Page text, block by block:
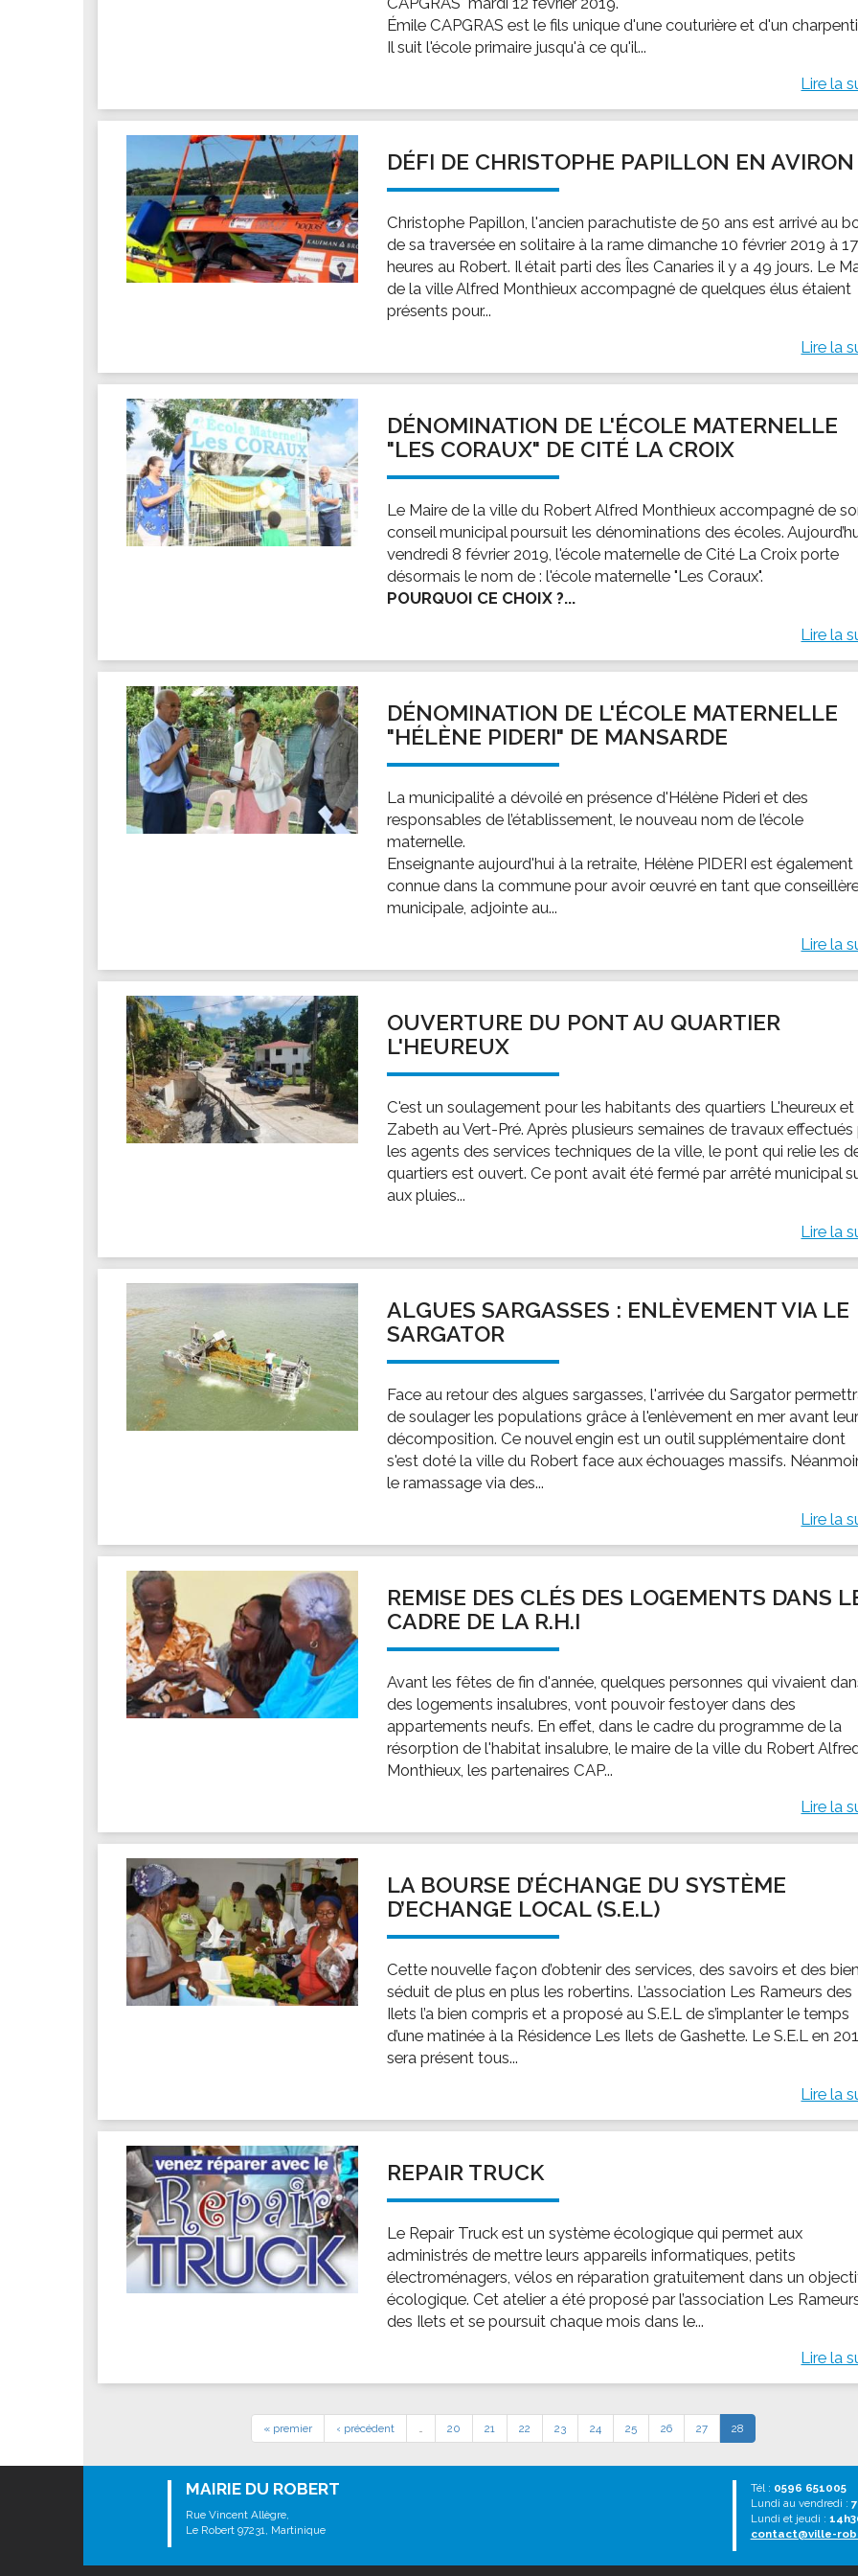
Les espaces numériques
Infos baignade
Infos sargasse
Toilettes publiques
Stationnement
Annuaire santé
Émile CAPGRAS est le fils unique d'une couturière et d'un
Il suit l'école primaire jusqu'à ce qu'il...
Lire la
DÉFI DE CHRISTOPHE PAPILLON EN AVIRON
Christophe Papillon, l'ancien parachutiste de 50 ans est arrivé au
de sa traversée en solitaire à la rame dimanche 10 février 2019 à 17
heures au Robert. Il était parti des Îles Canaries il y a 49 jours. Le
de la ville Alfred Monthieux accompagné de quelques élus étaient
présents pour...
Lire la
DÉNOMINATION DE L'ÉCOLE MATERNELLE
"LES CORAUX" DE CITÉ LA CROIX
Le Maire de la ville du Robert Alfred Monthieux accompagné de
conseil municipal poursuit les dénominations des écoles.
vendredi 8 février 2019, l'école maternelle de Cité La Croix porte
désormais le nom de : l'école maternelle "Les Coraux".
POURQUOI CE CHOIX ?...
Lire la
DÉNOMINATION DE L'ÉCOLE MATERNELLE
"HÉLÈNE PIDERI" DE MANSARDE
La municipalité a dévoilé en présence d'Hélène Pideri et des
responsables de l’établissement, le nouveau nom de l’école
maternelle.
Enseignante aujourd'hui à la retraite, Hélène PIDERI est également
connue dans la commune pour avoir œuvré en tant que
municipale, adjointe au...
Lire la
OUVERTURE DU PONT AU QUARTIER
L'HEUREUX
C'est un soulagement pour les habitants des quartiers L'heureux et
Zabeth au Vert-Pré. Après plusieurs semaines de travaux effectués
les agents des services techniques de la ville, le pont qui relie les
quartiers est ouvert. Ce pont avait été fermé par arrêté municipal
aux pluies...
Lire la
ALGUES SARGASSES : ENLÈVEMENT VIA LE
SARGATOR
Face au retour des algues sargasses, l'arrivée du Sargator
de soulager les populations grâce à l'enlèvement en mer avant
décomposition. Ce nouvel engin est un outil supplémentaire dont
s'est doté la ville du Robert face aux échouages massifs.
le ramassage via des...
Lire la
REMISE DES CLÉS DES LOGEMENTS DANS
CADRE DE LA R.H.I
Avant les fêtes de fin d'année, quelques personnes qui vivaient
des logements insalubres, vont pouvoir festoyer dans des
appartements neufs. En effet, dans le cadre du programme de la
résorption de l'habitat insalubre, le maire de la ville du Robert
Monthieux, les partenaires CAP...
Lire la
LA BOURSE D’ÉCHANGE DU SYSTÈME
D’ECHANGE LOCAL (S.E.L)
Cette nouvelle façon d’obtenir des services, des savoirs et des
séduit de plus en plus les robertins. L’association Les Rameurs des
Ilets l’a bien compris et a proposé au S.E.L de s’implanter le temps
d’une matinée à la Résidence Les Ilets de Gashette. Le S.E.L en
sera présent tous...
Lire la
REPAIR TRUCK
Le Repair Truck est un système écologique qui permet aux
administrés de mettre leurs appareils informatiques, petits
électroménagers, vélos en réparation gratuitement dans un
écologique. Cet atelier a été proposé par l’association Les
des Ilets et se poursuit chaque mois dans le...
Lire la
« premier ‹ précédent 20 21 22 23 24 25 26 27 28
MAIRIE DU ROBERT
Rue Vincent Allègre,
Le Robert 97231, Martinique
Tél : 0596 651005
Lundi au vendredi :
Lundi et jeudi :
contact@ville-